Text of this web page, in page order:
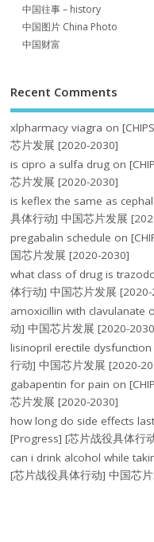
中国往事 – history
中国图片 China Photo
中国财富
Recent Comments
xlpharmacy viagra on
芯片发展 [2020-2030]
is cipro a sulfa drug on
芯片发展 [2020-2030]
is keflex the same as
具体行动] 中国芯片发展
pregabalin schedule on
国芯片发展 [2020-2030]
what class of drug is
体行动] 中国芯片发展
amoxicillin with clavulanate
动] 中国芯片发展 [2020-
lisinopril erectile dysfunction
行动] 中国芯片发展 [2020-
gabapentin for pain on
芯片发展 [2020-2030]
how long do side effects
[Progress] [芯片战役具体行
can i drink alcohol while
[芯片战役具体行动] 中国芯